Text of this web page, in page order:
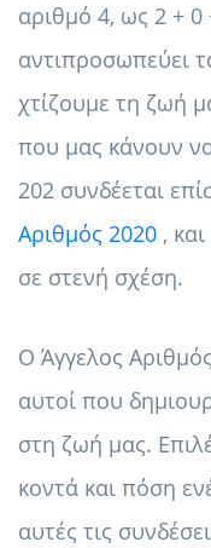
αριθμό 4, ως 2 +
αντιπροσωπεύει
χτίζουμε τη ζωή
που μας κάνουν
202 συνδέεται
Αριθμός 2020 ,
σε στενή σχέση.
Ο Άγγελος
αυτοί που
στη ζωή μας.
κοντά και πόση
αυτές τις